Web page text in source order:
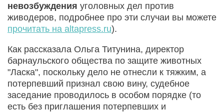
невозбуждения уголовных дел против
живодеров, подробнее про эти случаи вы можете
прочитать на altapress.ru).
Как рассказала Ольга Титунина, директор
барнаульского общества по защите животных
"Ласка", поскольку дело не отнесли к тяжким, а
потерпевший признал свою вину, судебное
заседание проводилось в особом порядке (то
есть без приглашения потерпевших и